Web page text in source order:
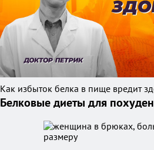
Как избыток белка в пище вредит
Белковые диеты для